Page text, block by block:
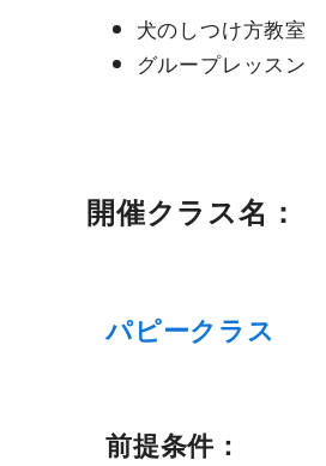
犬のしつけ方教室
グループレッスン
開催クラス名：
パピークラス
前提条件：